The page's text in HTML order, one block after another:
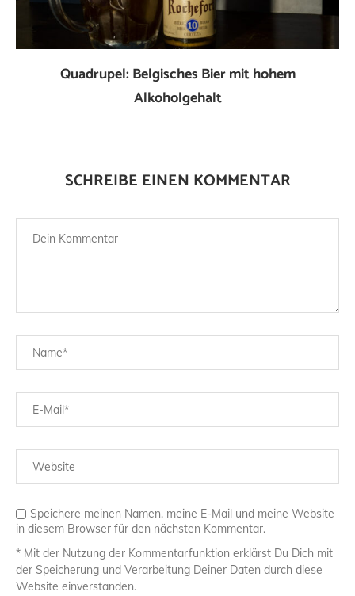
Quadrupel: Belgisches Bier mit hohem
Alkoholgehalt
SCHREIBE EINEN KOMMENTAR
Speichere meinen Namen, meine E-Mail und meine Website
in diesem Browser für den nächsten Kommentar.
* Mit der Nutzung der Kommentarfunktion erklärst Du Dich mit
der Speicherung und Verarbeitung Deiner Daten durch diese
Website einverstanden.